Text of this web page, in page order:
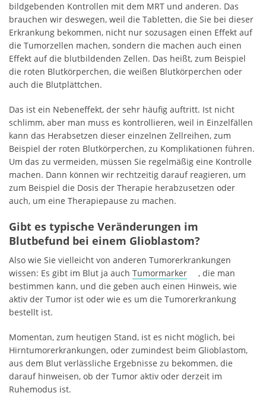
bildgebenden Kontrollen mit dem MRT und anderen. Das
brauchen wir deswegen, weil die Tabletten, die Sie bei dieser
Erkrankung bekommen, nicht nur sozusagen einen Effekt auf
die Tumorzellen machen, sondern die machen auch einen
Effekt auf die blutbildenden Zellen. Das heißt, zum Beispiel
die roten Blutkörperchen, die weißen Blutkörperchen oder
auch die Blutplättchen.
Das ist ein Nebeneffekt, der sehr häufig auftritt. Ist nicht
schlimm, aber man muss es kontrollieren, weil in Einzelfällen
kann das Herabsetzen dieser einzelnen Zellreihen, zum
Beispiel der roten Blutkörperchen, zu Komplikationen führen.
Um das zu vermeiden, müssen Sie regelmäßig eine Kontrolle
machen. Dann können wir rechtzeitig darauf reagieren, um
zum Beispiel die Dosis der Therapie herabzusetzen oder
auch, um eine Therapiepause zu machen.
Gibt es typische Veränderungen im
Blutbefund bei einem Glioblastom?
Also wie Sie vielleicht von anderen Tumorerkrankungen
wissen: Es gibt im Blut ja auch Tumormarker
, die man
bestimmen kann, und die geben auch einen Hinweis, wie
aktiv der Tumor ist oder wie es um die Tumorerkrankung
bestellt ist.
Momentan, zum heutigen Stand, ist es nicht möglich, bei
Hirntumorerkrankungen, oder zumindest beim Glioblastom,
aus dem Blut verlässliche Ergebnisse zu bekommen, die
darauf hinweisen, ob der Tumor aktiv oder derzeit im
Ruhemodus ist.